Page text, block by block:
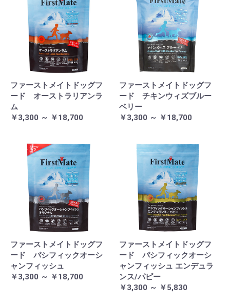
ファーストメイトドッグフ
ード オーストラリアンラ
ム
￥3,300 ～ ￥18,700
ファーストメイトドッグフ
ード チキンウィズブルー
ベリー
￥3,300 ～ ￥18,700
ファーストメイトドッグフ
ード パシフィックオーシ
ャンフィッシュ
￥3,300 ～ ￥18,700
ファーストメイトドッグフ
ード パシフィックオーシ
ャンフィッシュ エンデュラ
ンス/パピー
￥3,300 ～ ￥5,830